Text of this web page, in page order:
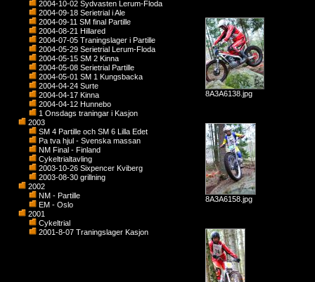
2004-10-02 Sydvasten Lerum-Floda
2004-09-18 Serietrial i Ale
2004-09-11 SM final Partille
2004-08-21 Hillared
2004-07-05 Traningslager i Partille
2004-05-29 Serietrial Lerum-Floda
2004-05-15 SM 2 Kinna
2004-05-08 Serietrial Partille
2004-05-01 SM 1 Kungsbacka
2004-04-24 Surte
2004-04-17 Kinna
2004-04-12 Hunnebo
1 Onsdags traningar i Kasjon
2003
SM 4 Partille och SM 6 Lilla Edet
Pa tva hjul - Svenska massan
NM Final - Finland
Cykeltrialtavling
2003-10-26 Sixpencer Kviberg
2003-08-30 grillning
2002
NM - Partille
EM - Oslo
2001
Cykeltrial
2001-8-07 Traningslager Kasjon
8A3A6138.jpg
8A3A6158.jpg